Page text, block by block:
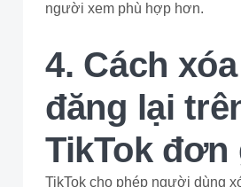
người xem phù hợp hơn.
4. Cách
đăng lại
TikTok đơn
TikTok cho phép người dùng